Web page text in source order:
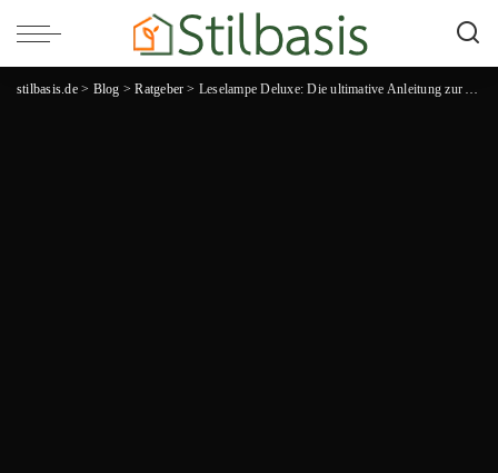
stilbasis.de> Blog >Ratgeber > Leselampe Deluxe: Die ultimative Anleitung zur Auswahl der perfekten Leselampe für eine gemütliche Leseatmosphäre